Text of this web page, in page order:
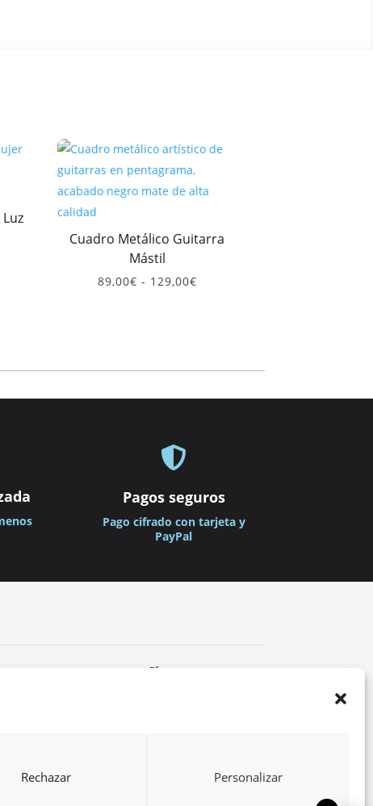
Rechazar Personalizar
Cuadro Metálico Guitarra
Mástil
89,00€ - 129,00€Rango
129,00€

Pagos seguros
Pago cifrado con tarjeta y
PayPal
Síguenos
Made in Spain, MU